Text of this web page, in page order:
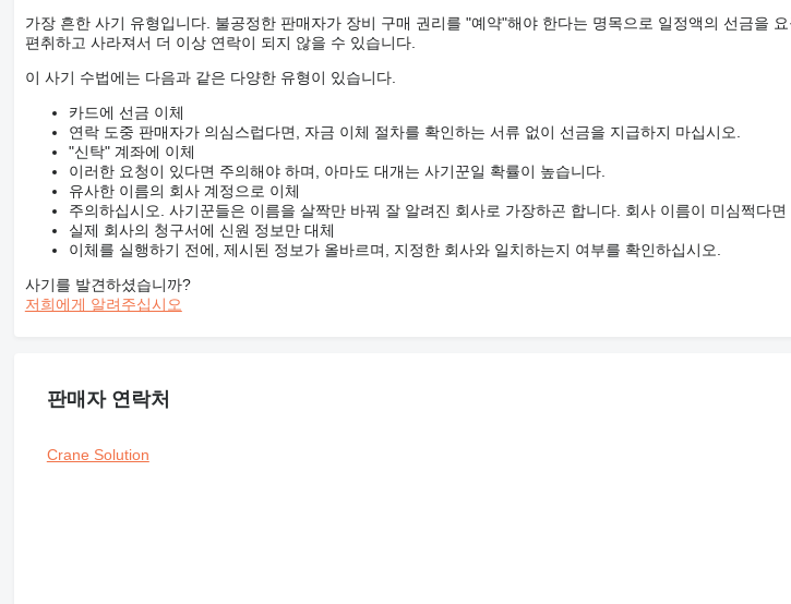
가장 흔한 사기 유형입니다. 불공정한 판매자가 장비 구매 권리를 "예약"해야 한다는 명목으로 일정액의 선금을
편취하고 사라져서 더 이상 연락이 되지 않을 수 있습니다.
이 사기 수법에는 다음과 같은 다양한 유형이 있습니다.
카드에 선금 이체
연락 도중 판매자가 의심스럽다면, 자금 이체 절차를 확인하는 서류 없이 선금을 지급하지 마십시오.
"신탁" 계좌에 이체
이러한 요청이 있다면 주의해야 하며, 아마도 대개는 사기꾼일 확률이 높습니다.
유사한 이름의 회사 계정으로 이체
주의하십시오. 사기꾼들은 이름을 살짝만 바꿔 잘 알려진 회사로 가장하곤 합니다. 회사 이름이 미심쩍다
실제 회사의 청구서에 신원 정보만 대체
이체를 실행하기 전에, 제시된 정보가 올바르며, 지정한 회사와 일치하는지 여부를 확인하십시오.
사기를 발견하셨습니까?
저희에게 알려주십시오
판매자 연락처
Crane Solution